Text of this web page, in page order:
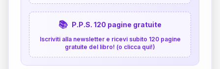
📚 P.P.S. 120 pagine gratuite
Iscriviti alla newsletter e ricevi subito 120 pagine
gratuite del libro! (o clicca qui!)